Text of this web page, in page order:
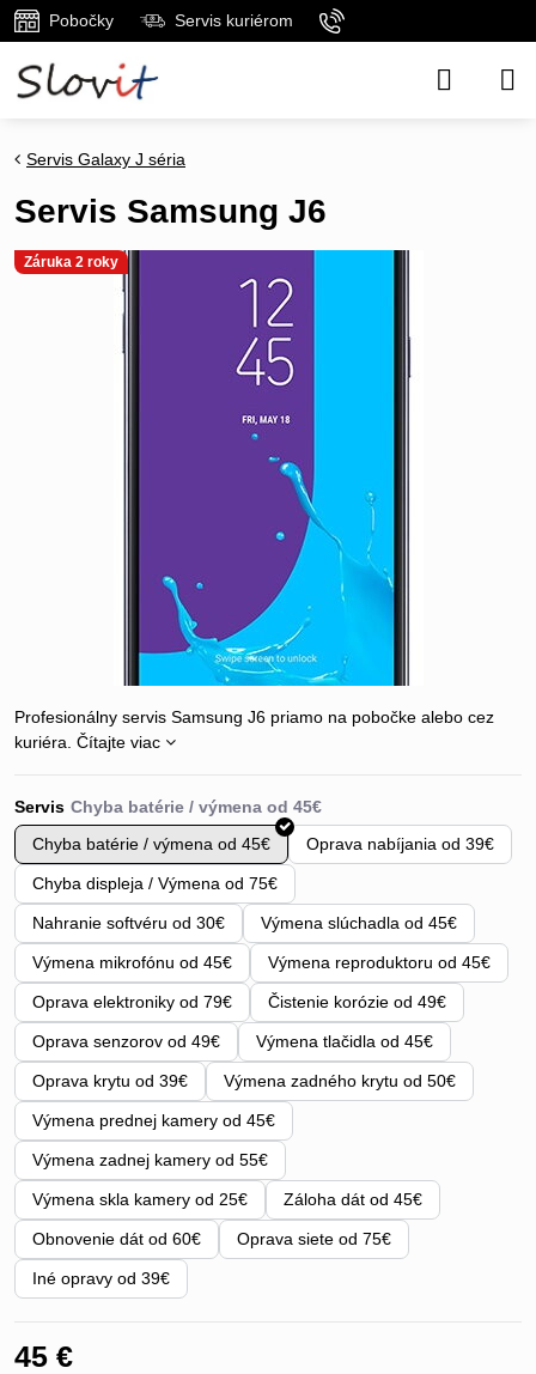
Pobočky Servis kuriérom
Záruka 2 roky
Servis Galaxy J séria
Servis Samsung J6
Profesionálny servis Samsung J6 priamo na pobočke alebo cez
kuriéra. Čítajte viac
Servis
Chyba batérie / výmena od 45€
Oprava nabíjania od 39€
Chyba displeja / Výmena od 75€
Nahranie softvéru od 30€ Výmena slúchadla od 45€
Výmena mikrofónu od 45€ Výmena reproduktoru od 45€
Oprava elektroniky od 79€ Čistenie korózie od 49€
Oprava senzorov od 49€ Výmena tlačidla od 45€
Oprava krytu od 39€ Výmena zadného krytu od 50€
Výmena prednej kamery od 45€
Výmena zadnej kamery od 55€
Výmena skla kamery od 25€ Záloha dát od 45€
Obnovenie dát od 60€ Oprava siete od 75€
Iné opravy od 39€
45 €